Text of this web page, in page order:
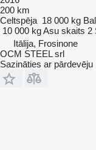
200 km
Celtspēja 18 000 kg
10 000 kgAsu skaits 2
Itālija, Frosinone
OCM STEEL srl
Sazināties ar pārdevēju